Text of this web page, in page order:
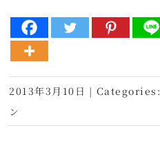
2013年3月10日 | Categories:
ン